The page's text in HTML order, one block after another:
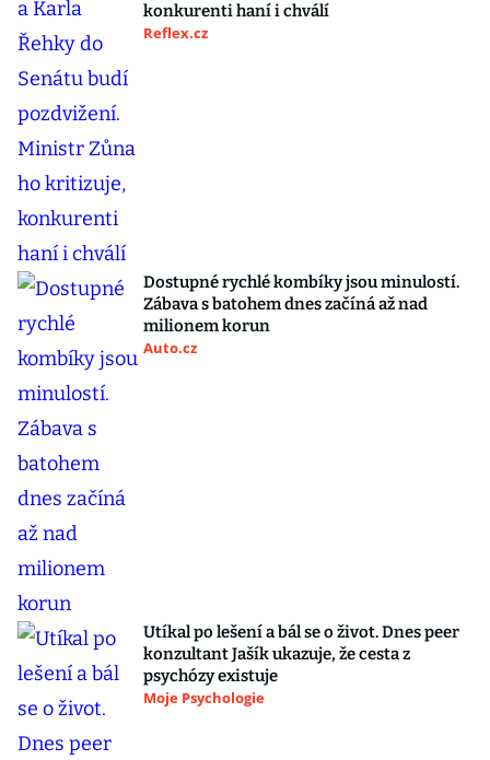
konkurenti haní i chválí
Reflex.cz
Dostupné rychlé kombíky jsou minulostí.
Zábava s batohem dnes začíná až nad
milionem korun
Auto.cz
Utíkal po lešení a bál se o život. Dnes peer
konzultant Jašík ukazuje, že cesta z
psychózy existuje
Moje Psychologie